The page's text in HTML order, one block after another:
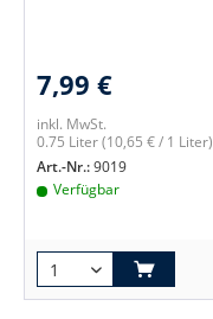
7,99 €
inkl. MwSt.
0.75 Liter(10,65 € / 1 Liter)
Art.-Nr.:9019
Verfügbar